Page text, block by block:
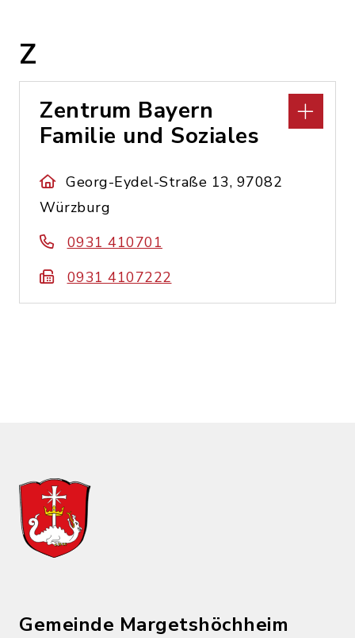
Z
Zentrum Bayern
Familie und Soziales
Georg-Eydel-Straße 13, 97082
Würzburg
0931 410701
0931 4107222
Gemeinde Margetshöchheim